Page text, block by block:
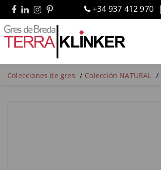
+34 937 412 970
Colecciones de gres Colección NATURAL